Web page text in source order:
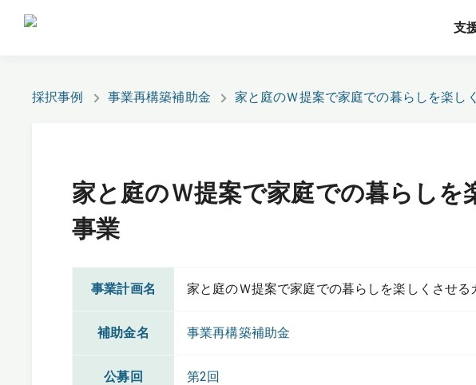
支
採択事例 事業再構築補助金 家と庭のＷ提案で家庭での暮らしを楽し
家と庭のＷ提案で家庭での暮らし
事業
事業計画名 家と庭のＷ提案で家庭での暮らしを楽しくさせる
補助金名 事業再構築補助金
公募回 第2回